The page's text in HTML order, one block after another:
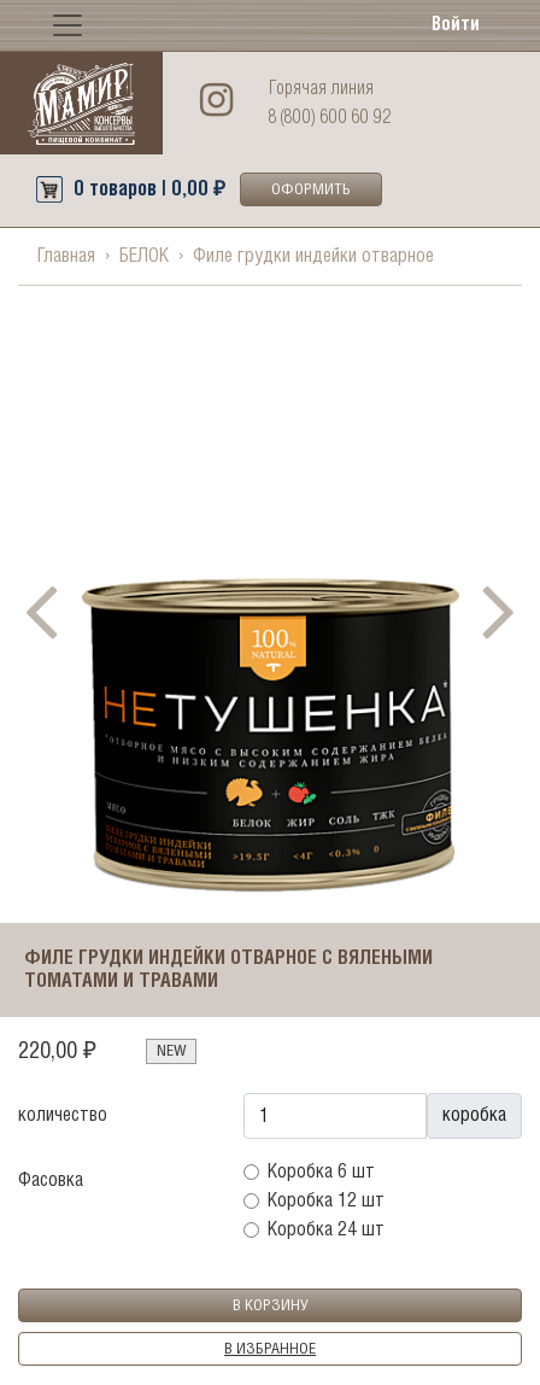
Войти
Горячая линия
8 (800) 600 60 92
0 товаров | 0,00 ₽ ОФОРМИТЬ
Главная БЕЛОК Филе грудки индейки отварное
ФИЛЕ ГРУДКИ ИНДЕЙКИ ОТВАРНОЕ С ВЯЛЕНЫМИ
ТОМАТАМИ И ТРАВАМИ
220,00 ₽ NEW
количество коробка
Фасовка
Коробка 6 шт
Коробка 12 шт
Коробка 24 шт
В ИЗБРАННОЕ